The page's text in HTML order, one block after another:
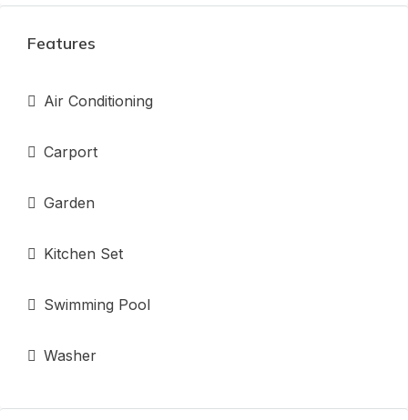
Features
Air Conditioning
Carport
Garden
Kitchen Set
Swimming Pool
Washer